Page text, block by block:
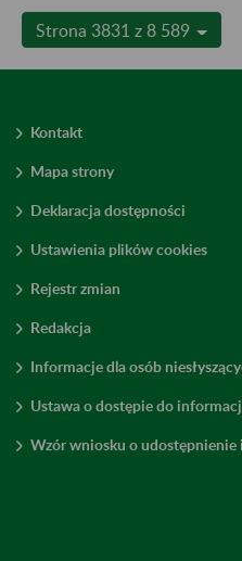
Strona 3831 z 8 589
Kontakt
Mapa strony
Deklaracja dostępności
Ustawienia plików cookies
Rejestr zmian
Redakcja
Informacje dla osób
Ustawa o dostępie do
Wzór wniosku o